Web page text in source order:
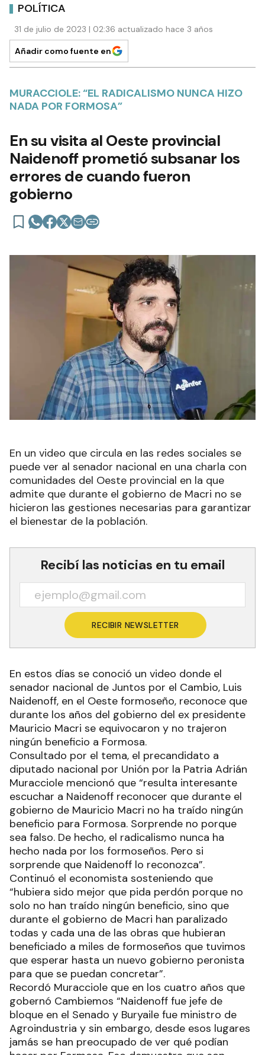
POLÍTICA
31 de julio de 2023 | 02:36 actualizado hace 3 años
Añadir como fuente en
MURACCIOLE: “EL RADICALISMO NUNCA HIZO
NADA POR FORMOSA”
En su visita al Oeste provincial
Naidenoff prometió subsanar los
errores de cuando fueron
gobierno
En un video que circula en las redes sociales se
puede ver al senador nacional en una charla con
comunidades del Oeste provincial en la que
admite que durante el gobierno de Macri no se
hicieron las gestiones necesarias para garantizar
el bienestar de la población.
Recibí las noticias en tu email
RECIBIR NEWSLETTER
En estos días se conoció un video donde el
senador nacional de Juntos por el Cambio, Luis
Naidenoff, en el Oeste formoseño, reconoce que
durante los años del gobierno del ex presidente
Mauricio Macri se equivocaron y no trajeron
ningún beneficio a Formosa.
Consultado por el tema, el precandidato a
diputado nacional por Unión por la Patria Adrián
Muracciole mencionó que “resulta interesante
escuchar a Naidenoff reconocer que durante el
gobierno de Mauricio Macri no ha traído ningún
beneficio para Formosa. Sorprende no porque
sea falso. De hecho, el radicalismo nunca ha
hecho nada por los formoseños. Pero si
sorprende que Naidenoff lo reconozca”.
Continuó el economista sosteniendo que
“hubiera sido mejor que pida perdón porque no
solo no han traído ningún beneficio, sino que
durante el gobierno de Macri han paralizado
todas y cada una de las obras que hubieran
beneficiado a miles de formoseños que tuvimos
que esperar hasta un nuevo gobierno peronista
para que se puedan concretar”.
Recordó Muracciole que en los cuatro años que
gobernó Cambiemos “Naidenoff fue jefe de
bloque en el Senado y Buryaile fue ministro de
Agroindustria y sin embargo, desde esos lugares
jamás se han preocupado de ver qué podían